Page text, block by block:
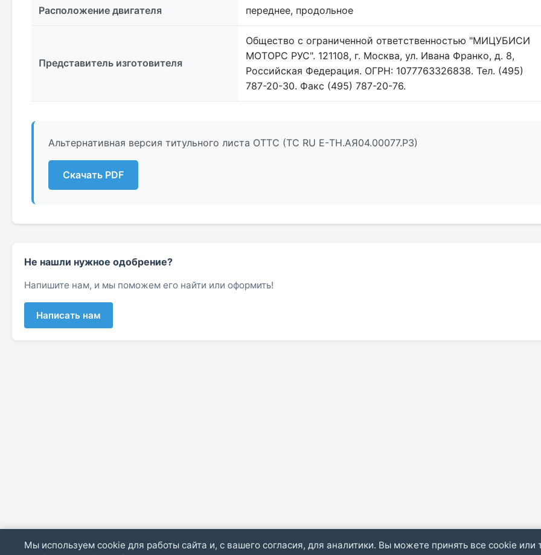
Расположение двигателя переднее, продольное
Представитель изготовителя
Общество с ограниченной ответственностью "МИЦУБИСИ
МОТОРС РУС". 121108, г. Москва, ул. Ивана Франко, д. 8,
Российская Федерация. ОГРН: 1077763326838. Тел. (495)
787-20-30. Факс (495) 787-20-76.
Альтернативная версия титульного листа ОТТС (ТС RU Е-TH.АЯ04.00077.Р3)
Скачать PDF
Не нашли нужное одобрение?
Напишите нам, и мы поможем его найти или оформить!
Написать нам
Мы используем cookie для работы сайта и, с вашего согласия, для аналитики. Вы можете принять все cookie или